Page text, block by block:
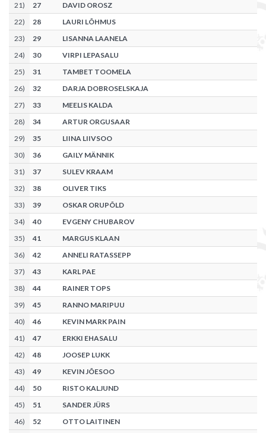
21) 27
DAVID OROSZ
22) 28
LAURI LÕHMUS
23) 29
LISANNA LAANELA
24) 30
VIRPI LEPASALU
25) 31
TAMBET TOOMELA
26) 32
DARJA DOBROSELSKAJA
27) 33
MEELIS KALDA
28) 34
ARTUR ORGUSAAR
29) 35
LIINA LIIVSOO
30) 36
GAILY MÄNNIK
31) 37
SULEV KRAAM
32) 38
OLIVER TIKS
33) 39
OSKAR ORUPÕLD
34) 40
EVGENY CHUBAROV
35) 41
MARGUS KLAAN
36) 42
ANNELI RATASSEPP
37) 43
KARL PAE
38) 44
RAINER TOPS
39) 45
RANNO MARIPUU
40) 46
KEVIN MARK PAIN
41) 47
ERKKI EHASALU
42) 48
JOOSEP LUKK
43) 49
KEVIN JÕESOO
44) 50
RISTO KALJUND
45) 51
SANDER JÜRS
46) 52
OTTO LAITINEN